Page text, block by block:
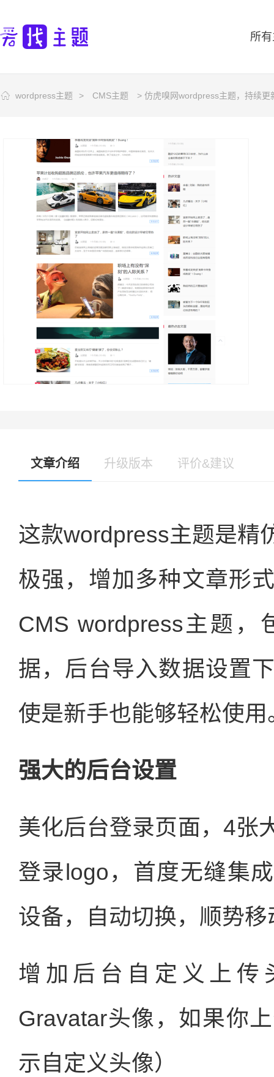
所
wordpress主题 > CMS主题 > 仿虎嗅网wordpress主题，持续更
文章介绍 升级版本 评价&建议
这款wordpress主题是精
极强，增加多种文章形
CMS wordpress主题
据，后台导入数据设置
使是新手也能够轻松使用
强大的后台设置
美化后台登录页面，4张
登录logo，首度无缝集
设备，自动切换，顺势
增加后台自定义上传
Gravatar头像，如果你
示自定义头像）